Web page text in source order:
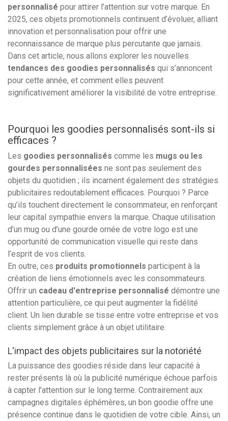
personnalisé pour attirer l’attention sur votre marque. En
2025, ces objets promotionnels continuent d’évoluer, alliant
innovation et personnalisation pour offrir une
reconnaissance de marque plus percutante que jamais.
Dans cet article, nous allons explorer les nouvelles
tendances des goodies personnalisés qui s’annoncent
pour cette année, et comment elles peuvent
significativement améliorer la visibilité de votre entreprise.
Pourquoi les goodies personnalisés sont-ils si
efficaces ?
Les goodies personnalisés comme les mugs ou les
gourdes personnalisées ne sont pas seulement des
objets du quotidien ; ils incarnent également des stratégies
publicitaires redoutablement efficaces. Pourquoi ? Parce
qu’ils touchent directement le consommateur, en renforçant
leur capital sympathie envers la marque. Chaque utilisation
d’un mug ou d’une gourde ornée de votre logo est une
opportunité de communication visuelle qui reste dans
l’esprit de vos clients.
En outre, ces produits promotionnels participent à la
création de liens émotionnels avec les consommateurs.
Offrir un cadeau d'entreprise personnalisé démontre une
attention particulière, ce qui peut augmenter la fidélité
client. Un lien durable se tisse entre votre entreprise et vos
clients simplement grâce à un objet utilitaire.
L'impact des objets publicitaires sur la notoriété
La puissance des goodies réside dans leur capacité à
rester présents là où la publicité numérique échoue parfois
à capter l’attention sur le long terme. Contrairement aux
campagnes digitales éphémères, un bon goodie offre une
présence continue dans le quotidien de votre cible. Ainsi, un